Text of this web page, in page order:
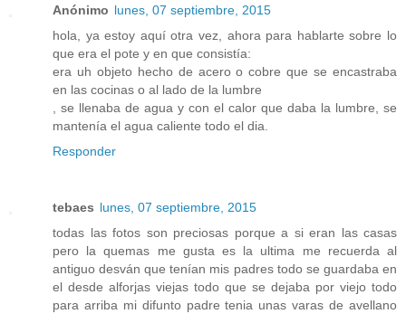
Anónimo lunes, 07 septiembre, 2015
hola, ya estoy aquí otra vez, ahora para hablarte sobre lo
que era el pote y en que consistía:
era uh objeto hecho de acero o cobre que se encastraba
en las cocinas o al lado de la lumbre
, se llenaba de agua y con el calor que daba la lumbre, se
mantenía el agua caliente todo el dia.
Responder
tebaes lunes, 07 septiembre, 2015
todas las fotos son preciosas porque a si eran las casas
pero la quemas me gusta es la ultima me recuerda al
antiguo desván que tenían mis padres todo se guardaba en
el desde alforjas viejas todo que se dejaba por viejo todo
para arriba mi difunto padre tenia unas varas de avellano